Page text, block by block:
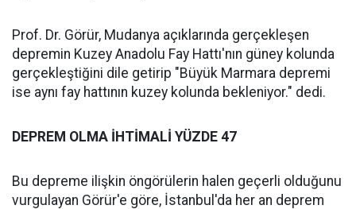
Prof. Dr. Görür, Mudanya açıklarında gerçekleşen
depremin Kuzey Anadolu Fay Hattı'nın güney kolunda
gerçekleştiğini dile getirip "Büyük Marmara depremi
ise aynı fay hattının kuzey kolunda bekleniyor." dedi.
DEPREM OLMA İHTİMALİ YÜZDE 47
Bu depreme ilişkin öngörülerin halen geçerli olduğunu
vurgulayan Görür'e göre, İstanbul'da her an deprem